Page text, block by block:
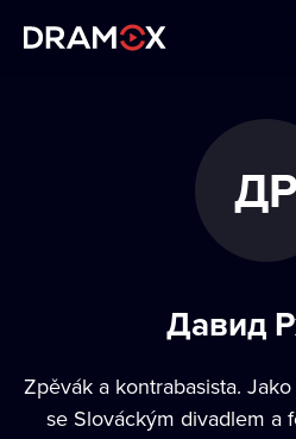
Зареєструватися
ДР
Давид
Zpěvák a kontrabasista.
se Slováckým divadlem a